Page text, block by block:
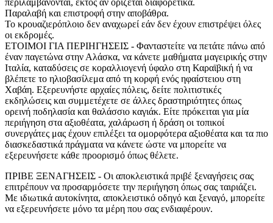
Παραλαβή και επιστροφή στην αποβάθρα.
Το κρουαζιερόπλοιο δεν αναχωρεί εάν δεν έχουν επιστρέψει όλες
οι εκδρομές.
ETOIMOI ΓΙΑ ΠΕΡΙΗΓΗΣΕΙΣ - Φανταστείτε να πετάτε πάνω από
έναν παγετώνα στην Αλάσκα, να κάνετε μαθήματα μαγειρικής στην
Ιταλία, καταδύσεις σε κοραλλιογενή ύφαλο στη Καραϊβική ή να
βλέπετε το ηλιοβασίλεμα από τη κορφή ενός ηφαίστειου στη
Χαβάη. Εξερευνήστε αρχαίες πόλεις, δείτε πολιτιστικές
εκδηλώσεις και συμμετέχετε σε άλλες δραστηριότητες όπως
ορεινή ποδηλασία και θαλάσσιο καγιάκ. Είτε πρόκειται για μία
περιήγηση στα αξιοθέατα, χαλάρωση ή δράση οι τοπικοί
συνεργάτες μας έχουν επιλέξει τα ομορφότερα αξιοθέατα και τα πιο
διασκεδαστικά πράγματα να κάνετε ώστε να μπορείτε να
εξερευνήσετε κάθε προορισμό όπως θέλετε.
ΠΡΙΒΕ ΞΕΝΑΓΗΣΕΙΣ - Οι αποκλειστικά πριβέ ξεναγήσεις σας
επιτρέπουν να προσαρμόσετε την περιήγηση όπως σας ταιριάζει.
Με ιδιωτικά αυτοκίνητα, αποκλειστικό οδηγό και ξεναγό, μπορείτε
να εξερευνήσετε μόνο τα μέρη που σας ενδιαφέρουν.